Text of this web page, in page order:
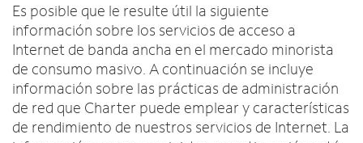
Velocidades disponibles
Internet Gig
Planes de TV
Streaming de Spectrum
Xumo Stream Box
Spectrum TV App
Deportes en vivo y películas premium
Planes Latino TV
Spectrum Mobile
Planes de datos móviles
Teléfonos móviles
Tabletas
Smartwatches
Teléfono Residencial
Spectrum Voice
Contáctanos
INTERNET, TV Y TELÉFONO RESIDENCIAL
Contacta a Spectrum
Mi cuenta
r
e
n
c
i
s
e
Es posible que le resulte útil la siguiente
información sobre los servicios de acceso a
Internet de banda ancha en el mercado minorista
de consumo masivo. A continuación se incluye
información sobre las prácticas de administración
de red que Charter puede emplear y características
de rendimiento de nuestros servicios de Internet. La